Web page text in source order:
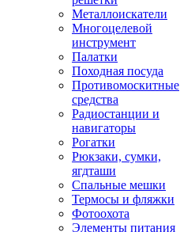
Металлоискатели
Многоцелевой
инструмент
Палатки
Походная посуда
Противомоскитные
средства
Радиостанции и
навигаторы
Рогатки
Рюкзаки, сумки,
ягдташи
Спальные мешки
Термосы и фляжки
Фотоохота
Элементы питания